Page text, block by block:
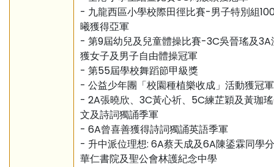
- 九龍西區小學校際田徑比賽-男子特別組
曦獲得亞軍
- 第9屆幼兒及兒童體操比賽-3C吳晉瑤及3A
獲女子及男子自由體操冠軍
- 第55屆學校舞蹈節甲級獎
- 公益少年團「校園種植樂收成」活動獲冠
- 2A張曉欣、3C黃心祈、5C練芷穎及黃珈
文及詩詞獨誦季軍
- 6A曾喜善獲得詩詞獨誦英語季軍
- 升中派位理想: 6A蔡天成及6A陳鋈霖同學
華仁書院及聖公會林護紀念中學